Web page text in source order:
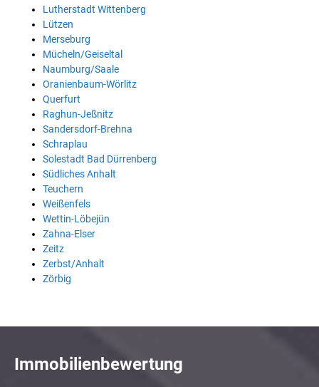
Lutherstadt Wittenberg
Lützen
Merseburg
Mücheln/Geiseltal
Naumburg/Saale
Oranienbaum-Wörlitz
Querfurt
Raghun-Jeßnitz
Sandersdorf-Brehna
Schraplau
Solestadt Bad Dürrenberg
Südliches Anhalt
Teuchern
Weißenfels
Wettin-Löbejün
Zahna-Elser
Zeitz
Zerbst/Anhalt
Zörbig
Immobilienbewertung